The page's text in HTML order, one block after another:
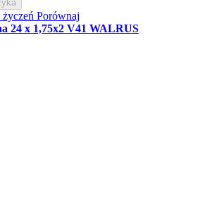
Porównaj
24 x 1,75x2 V41 WALRUS